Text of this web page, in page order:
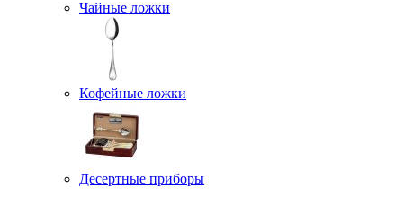
Чайные ложки
Кофейные ложки
Десертные приборы